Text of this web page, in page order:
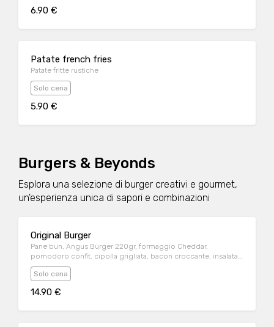
6.90 €
Patate french fries
Patate fritte rustiche
Solo cena
5.90 €
Burgers & Beyonds
Esplora una selezione di burger creativi e gourmet,
un'esperienza unica di sapori e combinazioni
Original Burger
Pane bun, Angus Burger 220gr, formaggio Cheddar,
pomodoro confit, cipolla grigliata, bacon croccante, insalata
iceberg e salsa BBQ
Solo cena
14.90 €